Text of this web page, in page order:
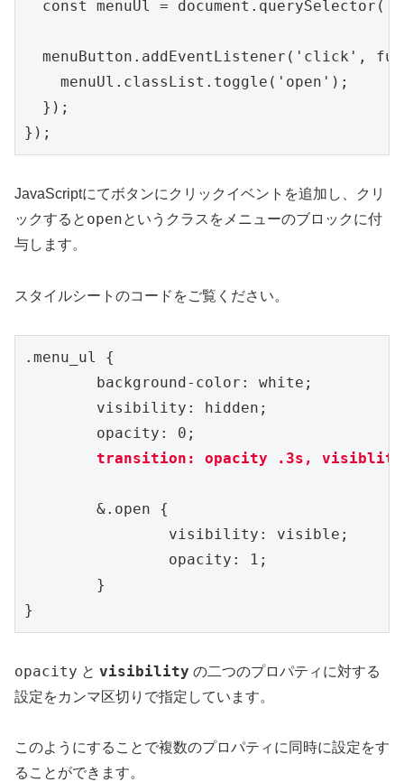
const menuUl =
menuButton.addEventListener('click',
    menuUl.classList.toggle('open');
  });
JavaScriptにてボタンにクリックイベントを追加し、クリ
ックすると openというクラスをメニューのブロックに付
与します。
スタイルシートのコードをご覧ください。
.menu_ul {
transition: opacity .3s,
opacity と visibility の二つのプロパティに対する
設定をカンマ区切りで指定しています。
このようにすることで複数のプロパティに同時に設定をす
ることができます。